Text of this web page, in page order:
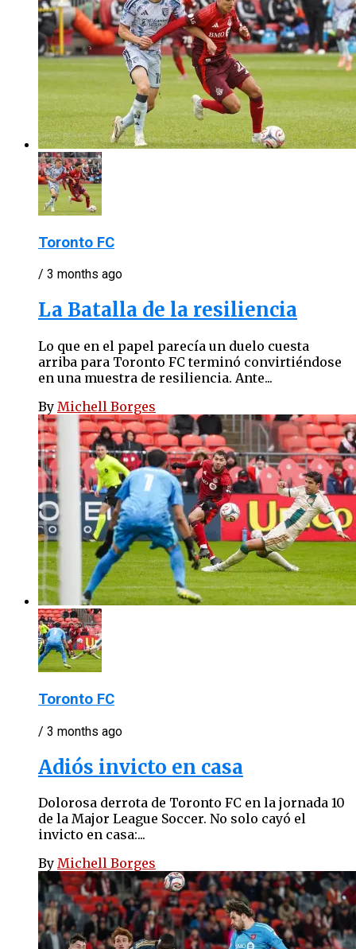
Toronto FC
/ 3 months ago
La Batalla de la resiliencia
Lo que en el papel parecía un duelo cuesta
arriba para Toronto FC terminó convirtiéndose
en una muestra de resiliencia. Ante...
By Michell Borges
Toronto FC
/ 3 months ago
Adiós invicto en casa
Dolorosa derrota de Toronto FC en la jornada 10
de la Major League Soccer. No solo cayó el
invicto en casa:...
By Michell Borges